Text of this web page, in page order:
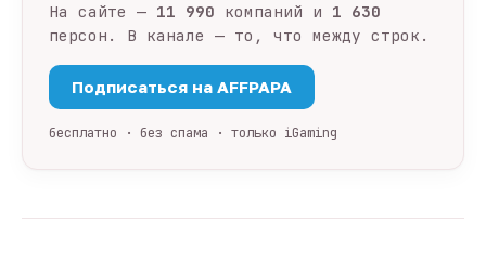
На сайте — 11 990 компаний и 1 630
персон. В канале — то, что между строк.
Подписаться на AFFPAPA
бесплатно · без спама · только iGaming